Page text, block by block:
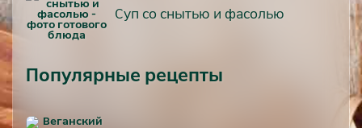
Суп со снытью и фасолью
Популярные рецепты